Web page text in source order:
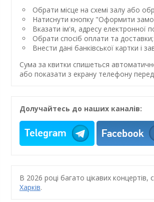
Обрати місце на схемі залу або
Натиснути кнопку "Оформити
Вказати ім'я, адресу електронної
Обрати спосіб оплати та доставки;
Внести дані банківської картки і
Сума за квитки спишеться
або показати з екрану телефону
Долучайтесь до наших каналів:
В 2026 році багато цікавих
Харків.